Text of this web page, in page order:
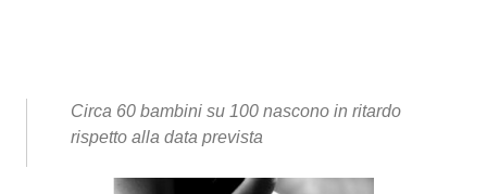
Circa 60 bambini su 100 nascono in ritardo
rispetto alla data prevista